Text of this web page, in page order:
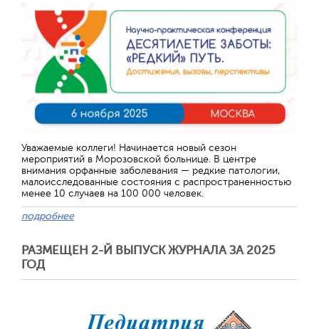
Уважаемые коллеги! Начинается новый сезон
мероприятий в Морозовской больнице. В центре
внимания орфанные заболевания — редкие патологии,
малоисследованные состояния с распространенностью
менее 10 случаев на 100 000 человек.
подробнее
РАЗМЕЩЕН 2-Й ВЫПУСК ЖУРНАЛА ЗА 2025
ГОД